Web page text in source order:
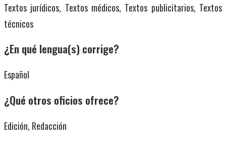
Textos jurídicos, Textos médicos, Textos publicitarios, Textos
técnicos
¿En qué lengua(s) corrige?
Español
¿Qué otros oficios ofrece?
Edición, Redacción